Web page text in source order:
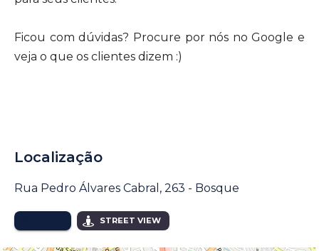
Ficou com dúvidas? Procure por nós no Google e
veja o que os clientes dizem :)
Localização
Rua Pedro Álvares Cabral, 263 - Bosque
STREET VIEW